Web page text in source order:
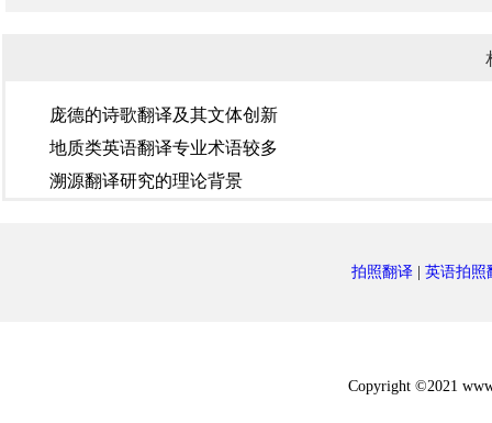
庞德的诗歌翻译及其文体创新
地质类英语翻译专业术语较多
溯源翻译研究的理论背景
拍照翻译| 英语拍照
Copyright ©2021